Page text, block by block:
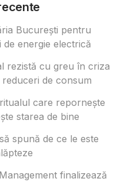
București pentru
energie electrică
rezistă cu greu în criza
de consum
care repornește
starea de bine
spună de ce le este
finalizează